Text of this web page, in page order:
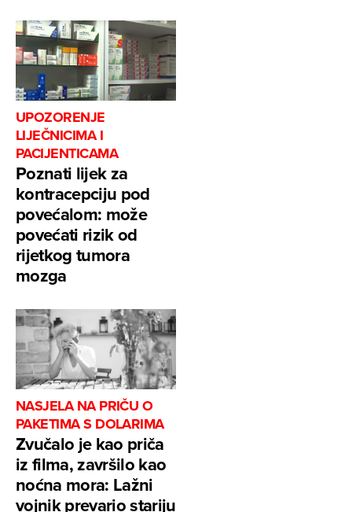
UPOZORENJE
LIJEČNICIMA I
PACIJENTICAMA
Poznati lijek za
kontracepciju pod
povećalom: može
povećati rizik od
rijetkog tumora
mozga
NASJELA NA PRIČU O
PAKETIMA S DOLARIMA
Zvučalo je kao priča
iz filma, završilo kao
noćna mora: Lažni
vojnik prevario stariju